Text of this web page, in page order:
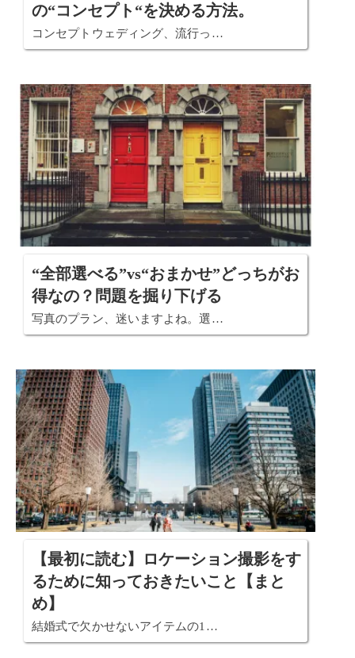
の“コンセプト“を決める方法。
コンセプトウェディング、流行っ…
“全部選べる”vs“おまかせ”どっちがお
得なの？問題を掘り下げる
写真のプラン、迷いますよね。選…
【最初に読む】ロケーション撮影をす
るために知っておきたいこと【まと
め】
結婚式で欠かせないアイテムの1…